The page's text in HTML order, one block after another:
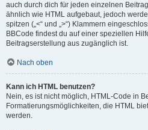
auch durch dich für jeden einzelnen
ähnlich wie HTML aufgebaut, jedoch
spitzen („<“ und „>“) Klammern
BBCode findest du auf einer speziellen
Beitragserstellung aus zugänglich ist.
Nach oben
Kann ich HTML benutzen?
Nein, es ist nicht möglich, HTML-Code in
Formatierungsmöglichkeiten, die HTML
werden.